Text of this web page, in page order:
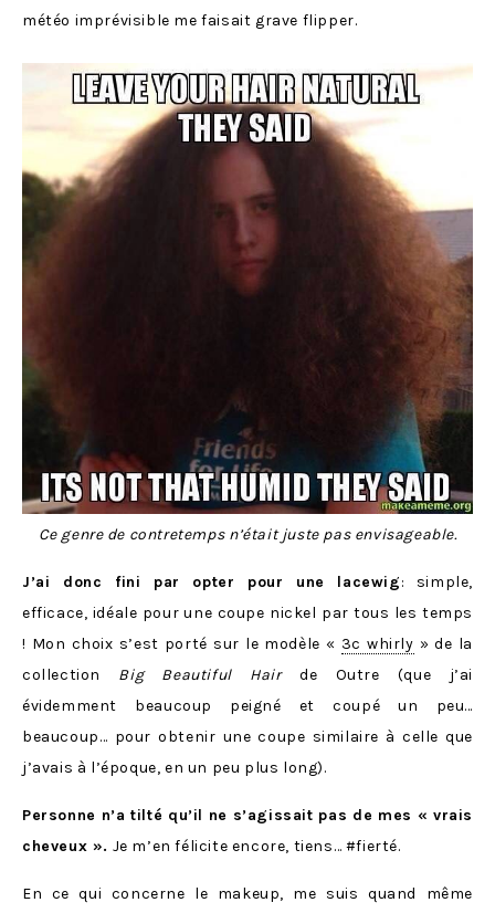
météo imprévisible me faisait grave flipper.
Ce genre de contretemps n’était juste pas envisageable.
J’ai donc fini par opter pour une lacewig: simple,
efficace, idéale pour une coupe nickel par tous les temps
! Mon choix s’est porté sur le modèle « 3c whirly » de la
collection Big Beautiful Hairde Outre (que j’ai
évidemment beaucoup peigné et coupé un peu…
beaucoup… pour obtenir une coupe similaire à celle que
j’avais à l’époque, en un peu plus long).
Personne n’a tilté qu’il ne s’agissait pas de mes « vrais
cheveux ». Je m’en félicite encore, tiens… #fierté.
En ce qui concerne le makeup, me suis quand même